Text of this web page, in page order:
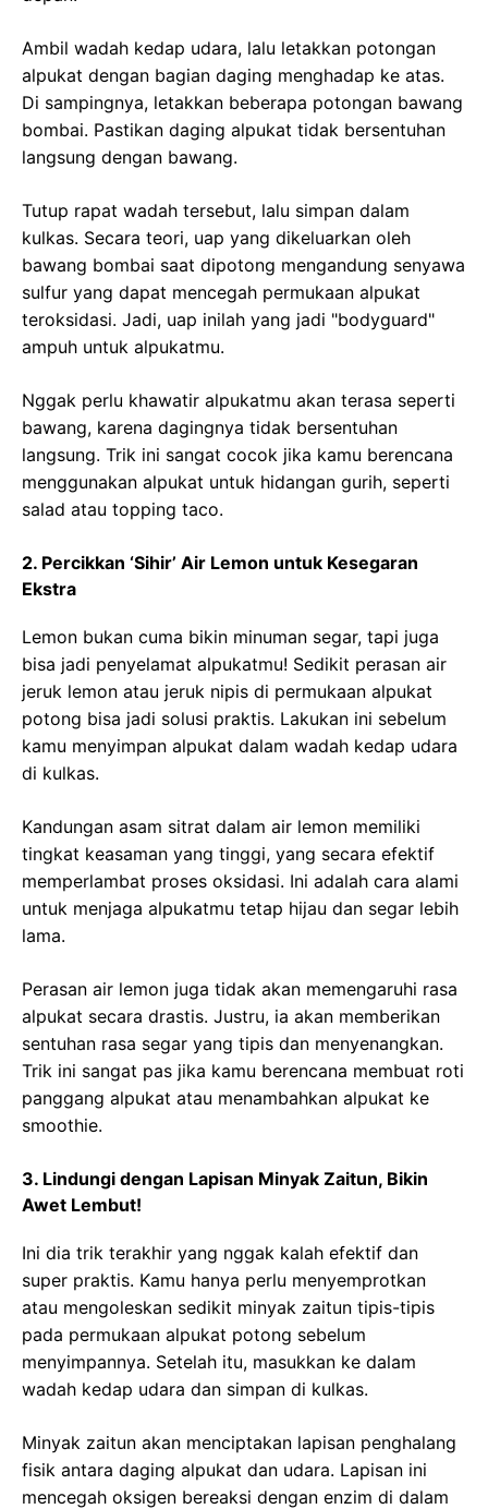
Ambil wadah kedap udara, lalu letakkan potongan
alpukat dengan bagian daging menghadap ke atas.
Di sampingnya, letakkan beberapa potongan bawang
bombai. Pastikan daging alpukat tidak bersentuhan
langsung dengan bawang.
Tutup rapat wadah tersebut, lalu simpan dalam
kulkas. Secara teori, uap yang dikeluarkan oleh
bawang bombai saat dipotong mengandung senyawa
sulfur yang dapat mencegah permukaan alpukat
teroksidasi. Jadi, uap inilah yang jadi "bodyguard"
ampuh untuk alpukatmu.
Nggak perlu khawatir alpukatmu akan terasa seperti
bawang, karena dagingnya tidak bersentuhan
langsung. Trik ini sangat cocok jika kamu berencana
menggunakan alpukat untuk hidangan gurih, seperti
salad atau topping taco.
2. Percikkan ‘Sihir’ Air Lemon untuk Kesegaran
Ekstra
Lemon bukan cuma bikin minuman segar, tapi juga
bisa jadi penyelamat alpukatmu! Sedikit perasan air
jeruk lemon atau jeruk nipis di permukaan alpukat
potong bisa jadi solusi praktis. Lakukan ini sebelum
kamu menyimpan alpukat dalam wadah kedap udara
di kulkas.
Kandungan asam sitrat dalam air lemon memiliki
tingkat keasaman yang tinggi, yang secara efektif
memperlambat proses oksidasi. Ini adalah cara alami
untuk menjaga alpukatmu tetap hijau dan segar lebih
lama.
Perasan air lemon juga tidak akan memengaruhi rasa
alpukat secara drastis. Justru, ia akan memberikan
sentuhan rasa segar yang tipis dan menyenangkan.
Trik ini sangat pas jika kamu berencana membuat roti
panggang alpukat atau menambahkan alpukat ke
smoothie.
3. Lindungi dengan Lapisan Minyak Zaitun, Bikin
Awet Lembut!
Ini dia trik terakhir yang nggak kalah efektif dan
super praktis. Kamu hanya perlu menyemprotkan
atau mengoleskan sedikit minyak zaitun tipis-tipis
pada permukaan alpukat potong sebelum
menyimpannya. Setelah itu, masukkan ke dalam
wadah kedap udara dan simpan di kulkas.
Minyak zaitun akan menciptakan lapisan penghalang
fisik antara daging alpukat dan udara. Lapisan ini
mencegah oksigen bereaksi dengan enzim di dalam